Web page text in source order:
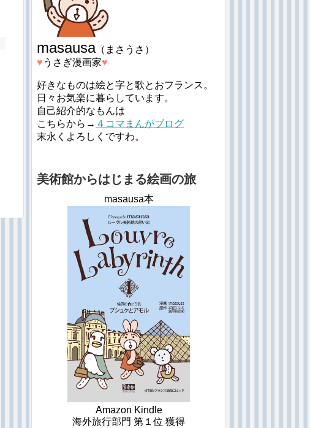
masausa（まさうさ）
♥︎ うさぎ漫画家♥︎
好きなものは絵と字と歌とおフランス。
日々お気楽に暮らしています。
自己紹介的なもんは
こちらから→ ４コマまんがブログ
末永くよろしくですわ。
美術館からはじまる絵画の旅
masausa本
Amazon Kindle
海外旅行部門 第１位 獲得